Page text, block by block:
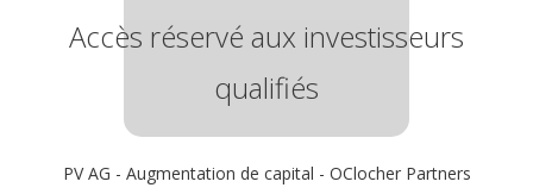
Accès réservé aux investisseurs
qualifiés
PV AG - Augmentation de capital - OClocher Partners